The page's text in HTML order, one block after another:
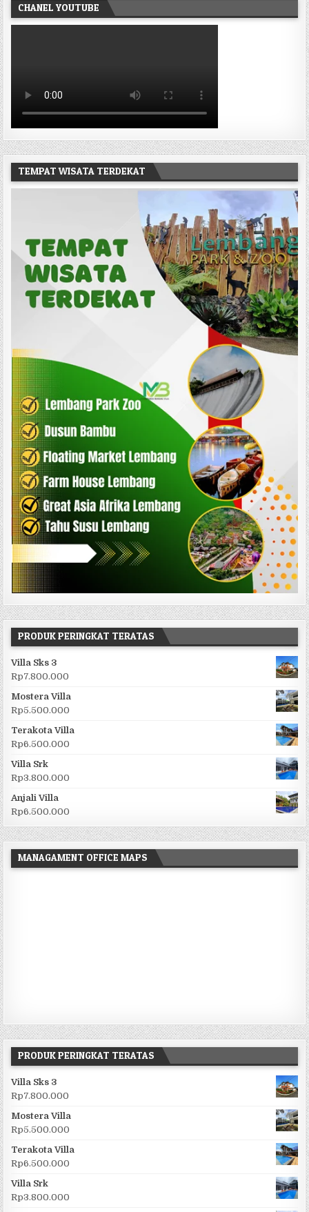
CHANEL YOUTUBE
TEMPAT WISATA TERDEKAT
PRODUK PERINGKAT TERATAS
Villa Sks 3
Rp7.800.000
Mostera Villa
Rp5.500.000
Terakota Villa
Rp6.500.000
Villa Srk
Rp3.800.000
Anjali Villa
Rp6.500.000
MANAGAMENT OFFICE MAPS
PRODUK PERINGKAT TERATAS
Villa Sks 3
Rp7.800.000
Mostera Villa
Rp5.500.000
Terakota Villa
Rp6.500.000
Villa Srk
Rp3.800.000